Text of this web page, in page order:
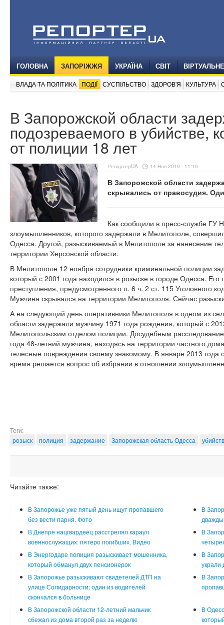
ГОЛОВНА ЗАПОРІЖЖЯ УКРАЇНА СВІТ
ВЛАДА ТА ПОЛІТИКА ПОДІЇ СУСПІЛЬСТВО ЗДОРОВ'Я КУЛЬТУРА
В Запорожской области
подозреваемого в убийстве,
от полиции 18 лет
РепортерUA 14 Ноя 2019 - 11:16
В Запорожской области
скрывались от правосудия.
Как сообщили в пресс-службе ГУ
злоумышленников, которого задержали в Мелитополе,
Одесса. Другой, разыскиваемый в Мелитополе за нанесение
территории Херсонской области.
В Мелитополе 12 ноября сотрудники криминальной полиции
который с 2001 года находился в розыске в городе Одесса.
преступления, предусмотренного п. 6 ч. 2 ст. 115 Уголовного
Мужчина скрывался на территории Мелитополя. Сейчас
А на следующий день оперативники Мелитополя в одном из
области задержали мужчину 1971 года рождения, который с
Мелитопольским отделом полиции. Досудебным
года 48-летний мужчина, находясь на территории частного
телесные повреждения своему знакомому. В январе 2013
время решается вопрос об избрании в отношении
Теги:
розыск
полиция задержание Запорожская область Одесса
Читайте также:
В Запорожье уже пятый день ищут пропавшего
без вести парня. Фото
В
дважды
В Днепре нацгвардеец расстрелял караул
военнослужащих: пятеро погибших. Видео
В
В Энергодаре полиция разыскивает мошенника,
который обманул двух пенсионерок
В
украли
В Запорожье разыскивают свидетелей ДТП на
улице Солидарности: один из водителей
скончался в больнице
В
В Запорожской области 12-летний мальчик
сбежал из дома второй раз за неделю
В